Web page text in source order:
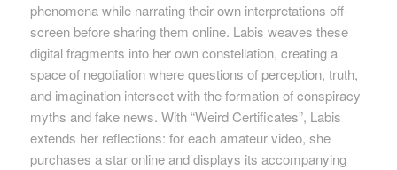
phenomena while narrating their own interpretations off-
screen before sharing them online. Labis weaves these
digital fragments into her own constellation, creating a
space of negotiation where questions of perception, truth,
and imagination intersect with the formation of conspiracy
myths and fake news. With “Weird Certificates”, Labis
extends her reflections: for each amateur video, she
purchases a star online and displays its accompanying